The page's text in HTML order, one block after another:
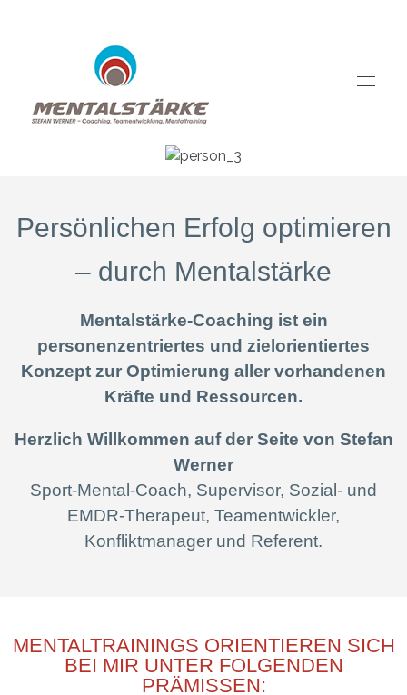
Persönlichen Erfolg optimieren
– durch Mentalstärke
Mentalstärke-Coaching ist ein
personenzentriertes und zielorientiertes
Konzept zur Optimierung aller vorhandenen
Kräfte und Ressourcen.
Herzlich Willkommen auf der Seite von Stefan
Werner
Sport-Mental-Coach, Supervisor, Sozial- und
EMDR-Therapeut, Teamentwickler,
Konfliktmanager und Referent.
MENTALTRAININGS ORIENTIEREN SICH
BEI MIR UNTER FOLGENDEN
PRÄMISSEN: